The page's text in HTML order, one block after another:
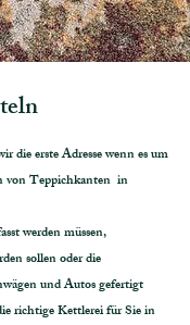
die erste Adresse wenn es um
von Teppichkanten in
werden müssen,
sollen oder die
und Autos gefertigt
richtige Kettlerei für Sie in